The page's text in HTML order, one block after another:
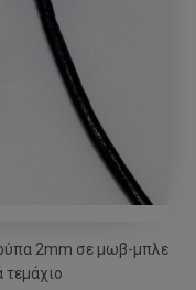
2mm σε μωβ-μπλε
τεμάχιο